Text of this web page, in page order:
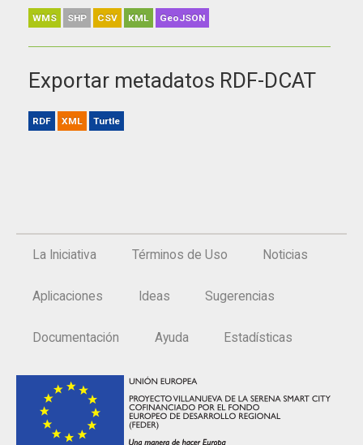
WMS SHP CSV KML GeoJSON
Exportar metadatos RDF-DCAT
RDF XML Turtle
La Iniciativa Términos de Uso Noticias
Aplicaciones Ideas Sugerencias
Documentación Ayuda Estadísticas